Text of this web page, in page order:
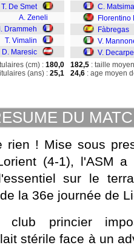
T. De Smet
A. Zeneli
Drammeh
T. Vimalin
D. Maresic
C. Matsima
Florentino
Fàbregas
V.
V.
(cm) : 180,0
(ans) : 25,1
182,5 : taille
24,6 : age moyen
DU
rien ! Mise sous
(4-1), l'ASM
sur le
la 36e journée de
club princier
stérile face à un